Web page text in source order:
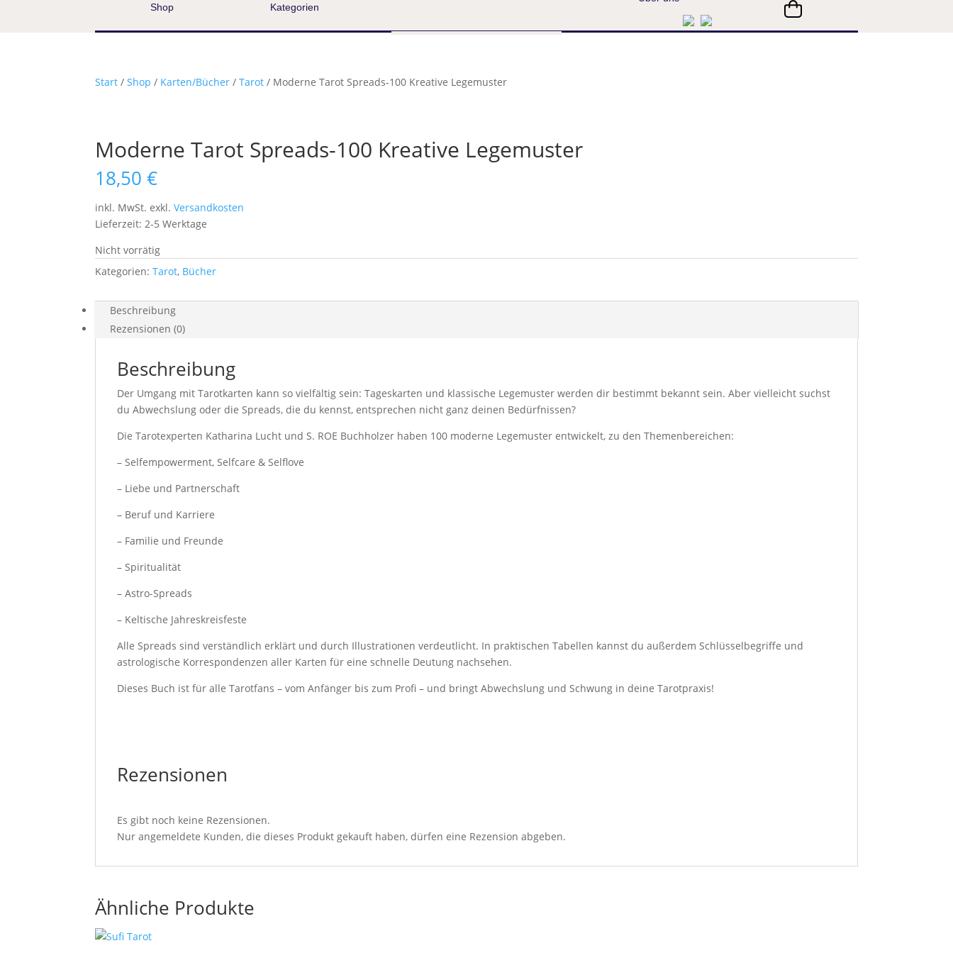
Shop Kategorien
Start /Shop / Karten/Bücher /Tarot / Moderne Tarot Spreads-100 Kreative Legemuster
Moderne Tarot Spreads-100 Kreative Legemuster
18,50€
inkl. MwSt. exkl.Versandkosten
Lieferzeit:2-5 Werktage
Nicht vorrätig
Kategorien:Tarot, Bücher
Beschreibung
Rezensionen (0)
Beschreibung
Der Umgang mit Tarotkarten kann so vielfältig sein: Tageskarten und klassische Legemuster werden dir bestimmt bekannt sein. Aber vielleicht suchst
du Abwechslung oder die Spreads, die du kennst, entsprechen nicht ganz deinen Bedürfnissen?
Die Tarotexperten Katharina Lucht und S. ROE Buchholzer haben 100 moderne Legemuster entwickelt, zu den Themenbereichen:
– Selfempowerment, Selfcare & Selflove
– Liebe und Partnerschaft
– Beruf und Karriere
– Familie und Freunde
– Spiritualität
– Astro-Spreads
– Keltische Jahreskreisfeste
Alle Spreads sind verständlich erklärt und durch Illustrationen verdeutlicht. In praktischen Tabellen kannst du außerdem Schlüsselbegriffe und
astrologische Korrespondenzen aller Karten für eine schnelle Deutung nachsehen.
Dieses Buch ist für alle Tarotfans – vom Anfänger bis zum Profi – und bringt Abwechslung und Schwung in deine Tarotpraxis!
Rezensionen
Es gibt noch keine Rezensionen.
Nur angemeldete Kunden, die dieses Produkt gekauft haben, dürfen eine Rezension abgeben.
Ähnliche Produkte